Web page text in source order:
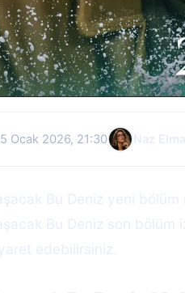
5 Ocak 2026, 21:30